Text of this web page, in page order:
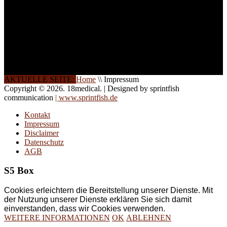
AKTUELLE SEITE: Home \\ Impressum
Copyright © 2026. 18medical. | Designed by sprintfish
communication | www.sprintfish.de
Kontakt
Impressum
Disclaimer
Datenschutz
AGB
S5 Box
Cookies erleichtern die Bereitstellung unserer Dienste. Mit
der Nutzung unserer Dienste erklären Sie sich damit
einverstanden, dass wir Cookies verwenden.
WEITERE INFORMATIONEN OK ABLEHNEN